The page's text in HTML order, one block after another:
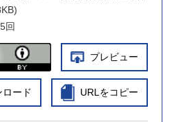
回
プレビュー
ロード URLをコピー